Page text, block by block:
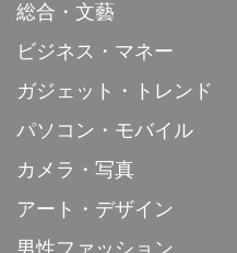
総合・文藝
ビジネス・マネー
ガジェット・トレンド
パソコン・モバイル
カメラ・写真
アート・デザイン